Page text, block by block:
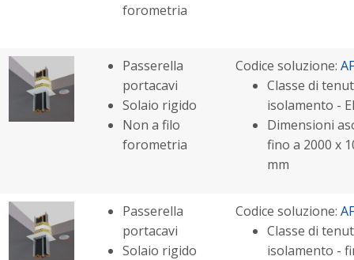
forometria
Passerella
portacavi
Solaio rigido
Non a filo
forometria
Codice soluzione:
Classe di
isolamento -
Dimensioni
fino a 2000 x
mm
Passerella
portacavi
Solaio rigido
Codice soluzione:
Classe di
isolamento -